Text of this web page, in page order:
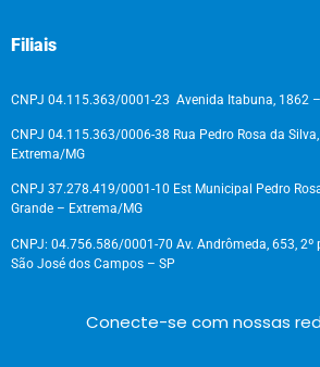
Filiais
CNPJ 04.115.363/0001-23 Avenida Itabuna, 1862
CNPJ 04.115.363/0006-38 Rua Pedro Rosa da
Extrema/MG
CNPJ 37.278.419/0001-10 Est Municipal Pedro
Grande – Extrema/MG
CNPJ: 04.756.586/0001-70 Av. Andrômeda, 653,
São José dos Campos – SP
Conecte-se com nossas